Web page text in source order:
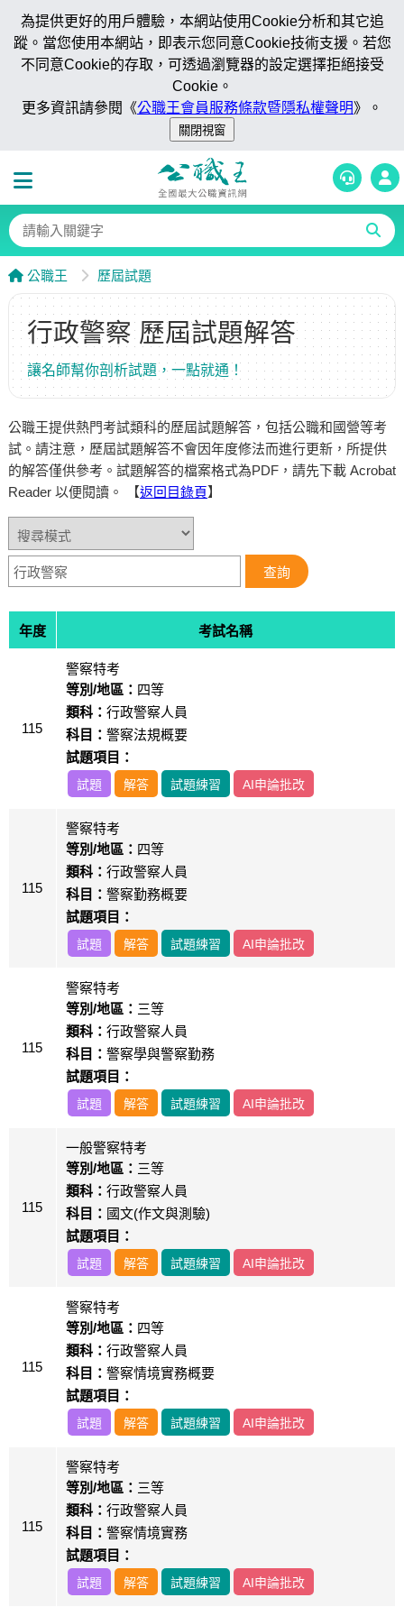
為提供更好的用戶體驗，本網站使用Cookie分析和其它追
蹤。當您使用本網站，即表示您同意Cookie技術支援。若您
不同意Cookie的存取，可透過瀏覽器的設定選擇拒絕接受
Cookie。
更多資訊請參閱《公職王會員服務條款暨隱私權聲明》。
公職王 歷屆試題
行政警察 歷屆試題解答
讓名師幫你剖析試題，一點就通！
公職王提供熱門考試類科的歷屆試題解答，包括公職和國營等考
試。請注意，歷屆試題解答不會因年度修法而進行更新，所提供
的解答僅供參考。試題解答的檔案格式為PDF，請先下載 Acrobat
Reader 以便閱讀。 【返回目錄頁】
年度 考試名稱
115
警察特考
等別/地區： 四等
類科： 行政警察人員
科目： 警察法規概要
試題項目：
試題 解答 試題練習 AI申論批改
115
警察特考
等別/地區： 四等
類科： 行政警察人員
科目： 警察勤務概要
試題項目：
試題 解答 試題練習 AI申論批改
115
警察特考
等別/地區： 三等
類科： 行政警察人員
科目： 警察學與警察勤務
試題項目：
試題 解答 試題練習 AI申論批改
115
一般警察特考
等別/地區： 三等
類科： 行政警察人員
科目： 國文(作文與測驗)
試題項目：
試題 解答 試題練習 AI申論批改
115
警察特考
等別/地區： 四等
類科： 行政警察人員
科目： 警察情境實務概要
試題項目：
試題 解答 試題練習 AI申論批改
115
警察特考
等別/地區： 三等
類科： 行政警察人員
科目： 警察情境實務
試題項目：
試題 解答 試題練習 AI申論批改